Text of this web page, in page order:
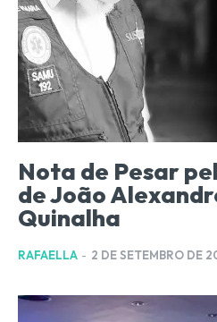
Nota de Pesar
de João
Quinalha
RAFAELLA - 2 DE SETEMBRO DE